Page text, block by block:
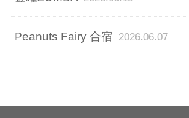
Peanuts Fairy 合宿 2026.06.07